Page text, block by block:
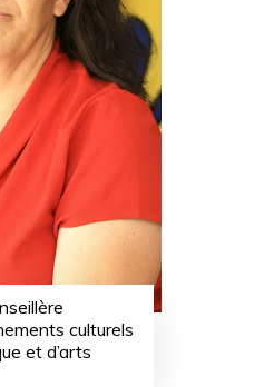
culturels
et d’arts